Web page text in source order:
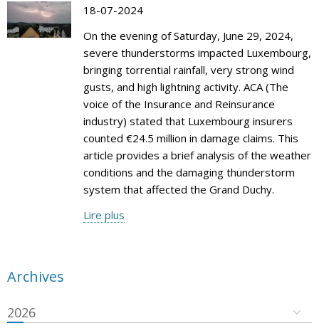
18-07-2024
On the evening of Saturday, June 29, 2024,
severe thunderstorms impacted Luxembourg,
bringing torrential rainfall, very strong wind
gusts, and high lightning activity. ACA (The
voice of the Insurance and Reinsurance
industry) stated that Luxembourg insurers
counted €24.5 million in damage claims. This
article provides a brief analysis of the weather
conditions and the damaging thunderstorm
system that affected the Grand Duchy.
Lire plus
Archives
2026